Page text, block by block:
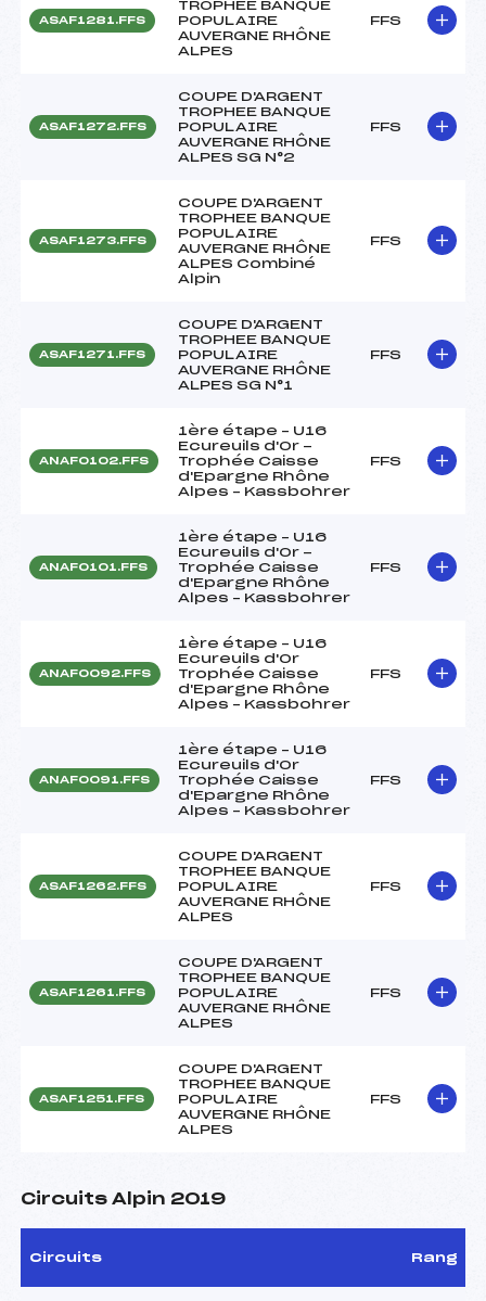
ASAF1281.FFS
TROPHEE BANQUE
POPULAIRE
AUVERGNE RHÔNE
ALPES
FFS
ASAF1272.FFS
COUPE D'ARGENT
TROPHEE BANQUE
POPULAIRE
AUVERGNE RHÔNE
ALPES SG N°2
FFS
ASAF1273.FFS
COUPE D'ARGENT
TROPHEE BANQUE
POPULAIRE
AUVERGNE RHÔNE
ALPES Combiné
Alpin
FFS
ASAF1271.FFS
COUPE D'ARGENT
TROPHEE BANQUE
POPULAIRE
AUVERGNE RHÔNE
ALPES SG N°1
FFS
ANAF0102.FFS
1ère étape – U16
Ecureuils d'Or -
Trophée Caisse
d'Epargne Rhône
Alpes – Kassbohrer
FFS
ANAF0101.FFS
1ère étape – U16
Ecureuils d'Or -
Trophée Caisse
d'Epargne Rhône
Alpes – Kassbohrer
FFS
ANAF0092.FFS
1ère étape – U16
Ecureuils d'Or
Trophée Caisse
d'Epargne Rhône
Alpes – Kassbohrer
FFS
ANAF0091.FFS
1ère étape – U16
Ecureuils d'Or
Trophée Caisse
d'Epargne Rhône
Alpes – Kassbohrer
FFS
ASAF1262.FFS
COUPE D'ARGENT
TROPHEE BANQUE
POPULAIRE
AUVERGNE RHÔNE
ALPES
FFS
ASAF1261.FFS
COUPE D'ARGENT
TROPHEE BANQUE
POPULAIRE
AUVERGNE RHÔNE
ALPES
FFS
ASAF1251.FFS
COUPE D'ARGENT
TROPHEE BANQUE
POPULAIRE
AUVERGNE RHÔNE
ALPES
FFS
Circuits Alpin 2019
Circuits Rang